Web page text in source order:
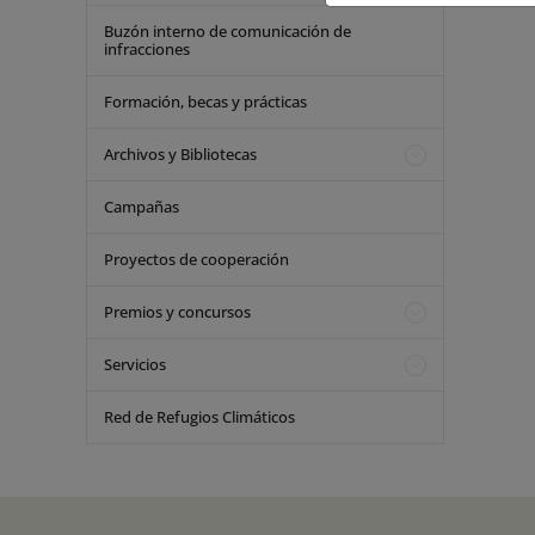
Buzón interno de comunicación de
infracciones
Formación, becas y prácticas
Archivos y Bibliotecas
Campañas
Proyectos de cooperación
Premios y concursos
Servicios
Red de Refugios Climáticos